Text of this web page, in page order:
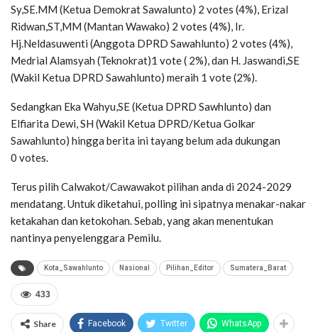
Sy,SE.MM (Ketua Demokrat Sawalunto) 2 votes (4%), Erizal
Ridwan,ST,MM (Mantan Wawako) 2 votes (4%), Ir.
Hj.Neldasuwenti (Anggota DPRD Sawahlunto) 2 votes (4%),
Medrial Alamsyah (Teknokrat)1 vote ( 2%), dan H. Jaswandi,SE
(Wakil Ketua DPRD Sawahlunto) meraih 1 vote (2%).
Sedangkan Eka Wahyu,SE (Ketua DPRD Sawhlunto) dan
Elfiarita Dewi, SH (Wakil Ketua DPRD/Ketua Golkar
Sawahlunto) hingga berita ini tayang belum ada dukungan
0 votes.
Terus pilih Calwakot/Cawawakot pilihan anda di 2024-2029
mendatang. Untuk diketahui, polling ini sipatnya menakar-nakar
ketakahan dan ketokohan. Sebab, yang akan menentukan
nantinya penyelenggara Pemilu.
Kota_Sawahlunto Nasional Pilihan_Editor Sumatera_Barat
433
Share Facebook Twitter WhatsApp